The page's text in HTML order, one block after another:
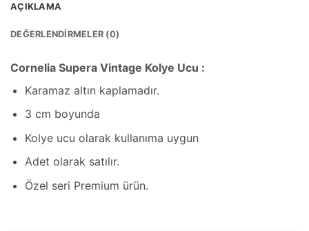
AÇIKLAMA
DEĞERLENDIRMELER (0)
Cornelia Supera Vintage Kolye Ucu :
Karamaz altın kaplamadır.
3 cm boyunda
Kolye ucu olarak kullanıma uygun
Adet olarak satılır.
Özel seri Premium ürün.